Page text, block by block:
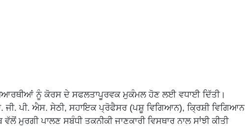
ਨੂੰ ਕੋਰਸ ਦੇ ਸਫਲਤਾਪੂਰਵਕ ਮੁਕੰਮਲ ਹੋਣ ਲਈ ਵਧਾਈ ਦਿੱਤੀ।
ਜੀ. ਪੀ. ਐਸ. ਸੇਠੀ, ਸਹਾਇਕ ਪ੍ਰੋਫੈਸਰ (ਪਸ਼ੂ ਵਿਗਿਆਨ), ਕ੍ਰਿਸ਼ੀ ਵਿਗਿਆਨ
ਮੁਰਗੀ ਪਾਲਣ ਸਬੰਧੀ ਤਕਨੀਕੀ ਜਾਣਕਾਰੀ ਵਿਸਥਾਰ ਨਾਲ ਸਾਂਝੀ ਕੀਤੀ